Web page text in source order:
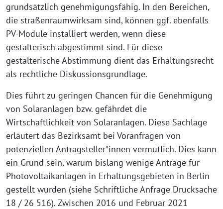
grundsätzlich genehmigungsfähig. In den Bereichen,
die straßenraumwirksam sind, können ggf. ebenfalls
PV-Module installiert werden, wenn diese
gestalterisch abgestimmt sind. Für diese
gestalterische Abstimmung dient das Erhaltungsrecht
als rechtliche Diskussionsgrundlage.
Dies führt zu geringen Chancen für die Genehmigung
von Solaranlagen bzw. gefährdet die
Wirtschaftlichkeit von Solaranlagen. Diese Sachlage
erläutert das Bezirksamt bei Voranfragen von
potenziellen Antragsteller*innen vermutlich. Dies kann
ein Grund sein, warum bislang wenige Anträge für
Photovoltaikanlagen in Erhaltungsgebieten in Berlin
gestellt wurden (siehe Schriftliche Anfrage Drucksache
18 / 26 516). Zwischen 2016 und Februar 2021